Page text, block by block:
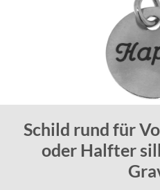
Schild rund für
oder Halfter